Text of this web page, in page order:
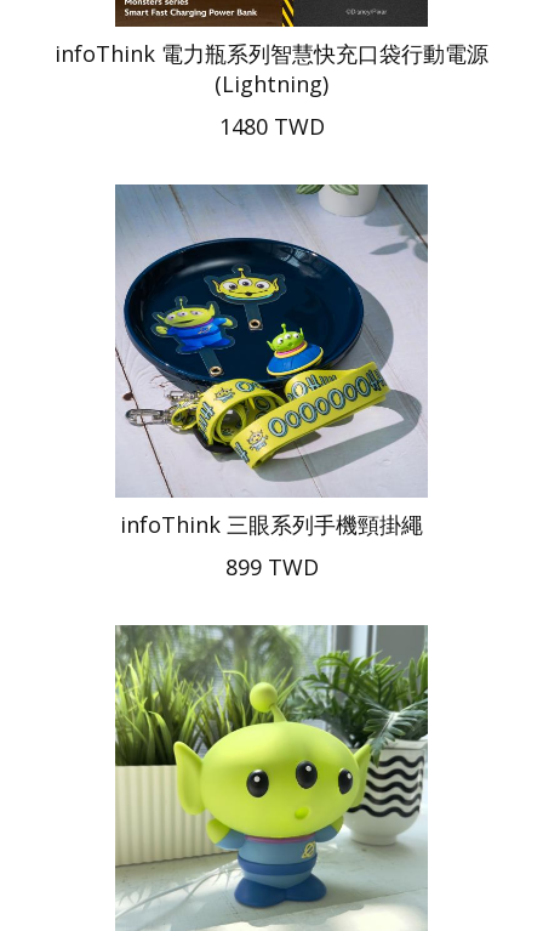
infoThink 電力瓶系列智慧快充口袋行動電源
(Lightning)
1480 TWD
infoThink 三眼系列手機頸掛繩
899 TWD